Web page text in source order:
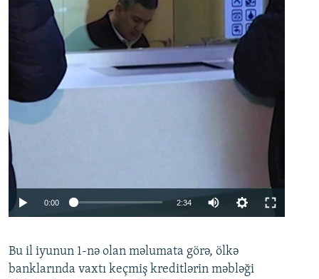
0:00 2:34
360p
480p
Bu il iyunun 1-nə olan məlumata görə, ölkə
banklarında vaxtı keçmiş kreditlərin məbləği